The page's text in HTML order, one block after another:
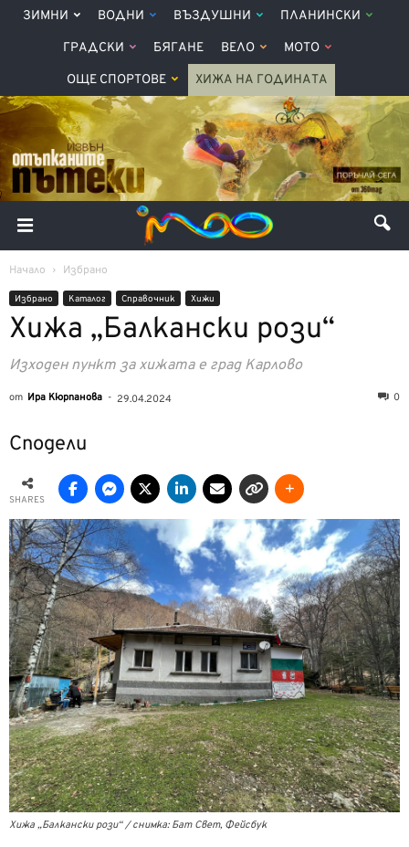
ЗИМНИ ВОДНИ ВЪЗДУШНИ ПЛАНИНСКИ
ГРАДСКИ БЯГАНЕ ВЕЛО МОТО
ОЩЕ СПОРТОВЕ ХИЖА НА ГОДИНАТА
Начало Избрано
Избрано Каталог Справочник Хижи
Хижа „Балкански рози“
Изходен пункт за хижата е град Карлово
от Ира Кюрпанова - 29.04.2024 0
Сподели
SHARES
Хижа „Балкански рози“ / снимка: Бат Свет, Фейсбук